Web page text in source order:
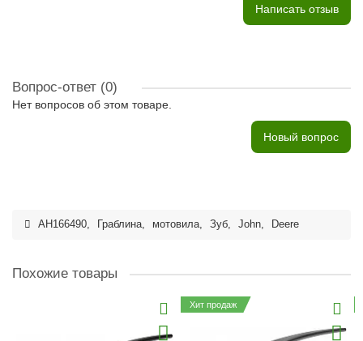
Написать отзыв
Вопрос-ответ (0)
Нет вопросов об этом товаре.
Новый вопрос
AH166490, Граблина, мотовила, Зуб, John, Deere
Похожие товары
Хит продаж